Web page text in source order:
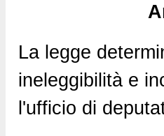
La legge
ineleggibilità e
l'ufficio di